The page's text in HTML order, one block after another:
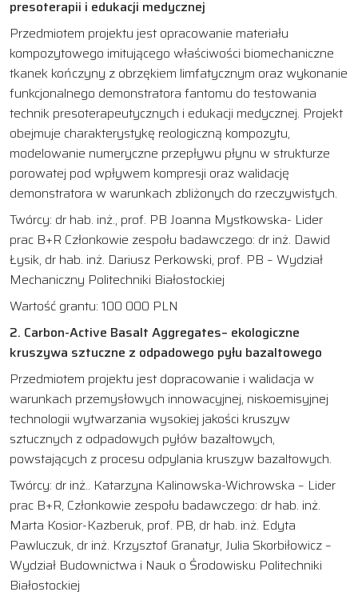
presoterapii i edukacji medycznej
Przedmiotem projektu jest opracowanie materiału
kompozytowego imitującego właściwości biomechaniczne
tkanek kończyny z obrzękiem limfatycznym oraz wykonanie
funkcjonalnego demonstratora fantomu do testowania
technik presoterapeutycznych i edukacji medycznej. Projekt
obejmuje charakterystykę reologiczną kompozytu,
modelowanie numeryczne przepływu płynu w strukturze
porowatej pod wpływem kompresji oraz walidację
demonstratora w warunkach zbliżonych do rzeczywistych.
Twórcy: dr hab. inż., prof. PB Joanna Mystkowska- Lider
prac B+R Członkowie zespołu badawczego: dr inż. Dawid
Łysik, dr hab. inż. Dariusz Perkowski, prof. PB – Wydział
Mechaniczny Politechniki Białostockiej
Wartość grantu: 100 000 PLN
2. Carbon-Active Basalt Aggregates– ekologiczne
kruszywa sztuczne z odpadowego pyłu bazaltowego
Przedmiotem projektu jest dopracowanie i walidacja w
warunkach przemysłowych innowacyjnej, niskoemisyjnej
technologii wytwarzania wysokiej jakości kruszyw
sztucznych z odpadowych pyłów bazaltowych,
powstających z procesu odpylania kruszyw bazaltowych.
Twórcy: dr inż.. Katarzyna Kalinowska-Wichrowska – Lider
prac B+R, Członkowie zespołu badawczego: dr hab. inż.
Marta Kosior-Kazberuk, prof. PB, dr hab. inż. Edyta
Pawluczuk, dr inż. Krzysztof Granatyr, Julia Skorbiłowicz –
Wydział Budownictwa i Nauk o Środowisku Politechniki
Białostockiej